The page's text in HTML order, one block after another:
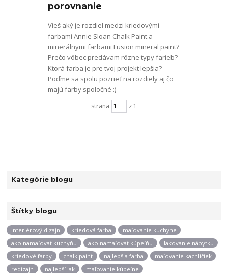
Kategórie blogu
Štítky blogu
interiérový dizajn kriedová farba
maľovanie kuchyne
ako namaľovať kuchyňu
ako namaľovať kúpeľňu
lakovanie nábytku
kriedové farby
chalk paint najlepšia farba
maľovanie kachličiek
redizajn
najlepší lak
maľovanie kúpeľne
porovnanie
Vieš aký je rozdiel medzi kriedovými
farbami Annie Sloan Chalk Paint a
minerálnymi farbami Fusion mineral paint?
Prečo vôbec predávam rôzne typy farieb?
Ktorá farba je pre tvoj projekt lepšia?
Poďme sa spolu pozrieť na rozdiely aj čo
majú farby spoločné :)
strana z 1